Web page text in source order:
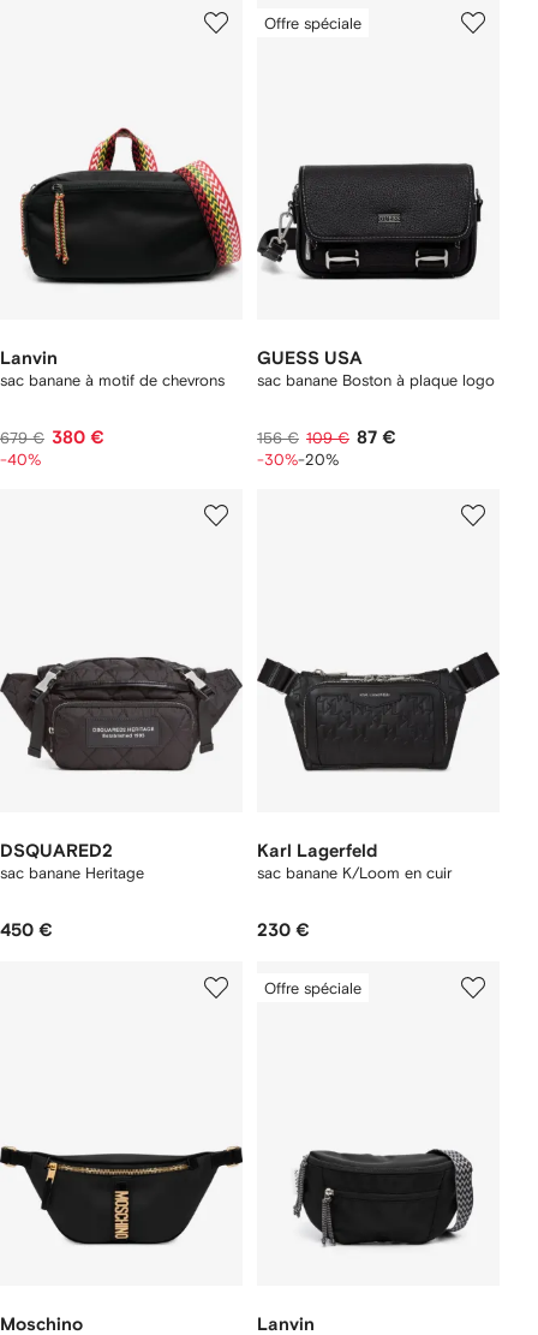
Lanvin
sac banane à motif de chevrons
679 € 380 €
-40%
Offre spéciale
GUESS USA
sac banane Boston à plaque logo
156 € 109 € 87 €
-30%-20%
DSQUARED2
sac banane Heritage
450 €
Karl Lagerfeld
sac banane K/Loom en cuir
230 €
Moschino
Offre spéciale
Lanvin